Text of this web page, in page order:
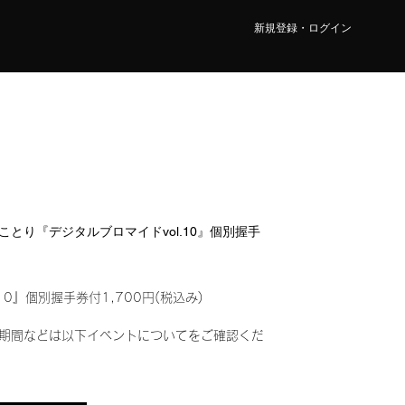
新規登録・ログイン
とり『デジタルブロマイドvol.10』個別握手
』個別握手券付1,700円(税込み)
間などは以下イベントについてをご確認くだ